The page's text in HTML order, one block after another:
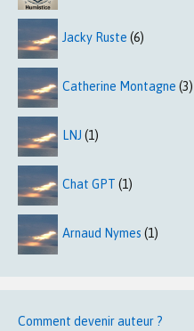
Jacky Ruste (6)
Catherine Montagne (3)
LNJ (1)
Chat GPT (1)
Arnaud Nymes (1)
Comment devenir auteur ?